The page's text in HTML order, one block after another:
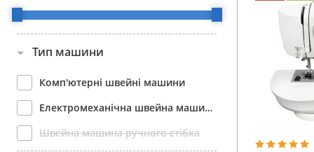
Тип машини
Комп'ютерні швейні машини
Електромеханічна швейна машинка
Швейна машина ручного стібка